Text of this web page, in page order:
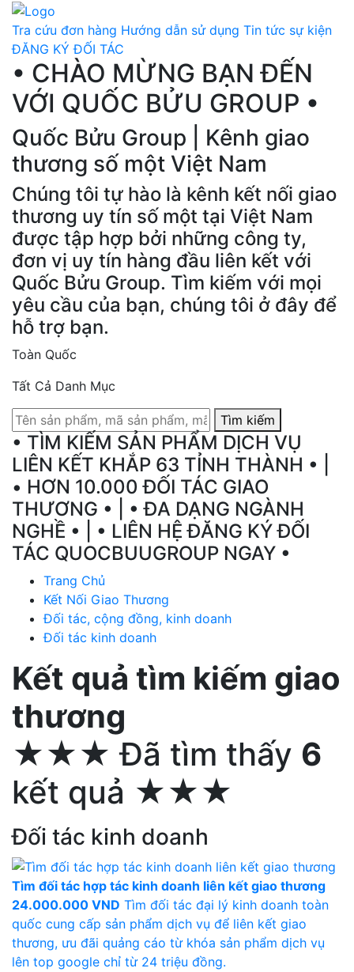
Tra cứu đơn hàng Hướng dẫn sử dụng Tin tức sự kiện
ĐĂNG KÝ ĐỐI TÁC
• CHÀO MỪNG BẠN ĐẾN
VỚI QUỐC BỬU GROUP •
Quốc Bửu Group | Kênh giao
thương số một Việt Nam
Chúng tôi tự hào là kênh kết nối giao
thương uy tín số một tại Việt Nam
được tập hợp bởi những công ty,
đơn vị uy tín hàng đầu liên kết với
Quốc Bửu Group. Tìm kiếm với mọi
yêu cầu của bạn, chúng tôi ở đây để
hỗ trợ bạn.
Toàn Quốc
Tất Cả Danh Mục
Tìm kiếm
• TÌM KIẾM SẢN PHẨM DỊCH VỤ
LIÊN KẾT KHẮP 63 TỈNH THÀNH • |
• HƠN 10.000 ĐỐI TÁC GIAO
THƯƠNG • | • ĐA DẠNG NGÀNH
NGHỀ • | • LIÊN HỆ ĐĂNG KÝ ĐỐI
TÁC QUOCBUUGROUP NGAY •
Trang Chủ
Kết Nối Giao Thương
Đối tác, cộng đồng, kinh doanh
Đối tác kinh doanh
Kết quả tìm kiếm giao
thương
★★★ Đã tìm thấy 6
kết quả ★★★
Đối tác kinh doanh
Tìm đối tác hợp tác kinh doanh liên kết giao thương
24.000.000 VND Tìm đối tác đại lý kinh doanh toàn
quốc cung cấp sản phẩm dịch vụ để liên kết giao
thương, ưu đãi quảng cáo từ khóa sản phẩm dịch vụ
lên top google chỉ từ 24 triệu đồng.